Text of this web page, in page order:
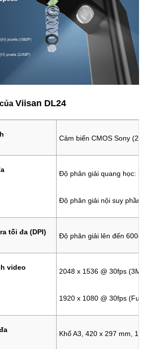
Viisan DL24
Cảm biến CMOS Sony
Độ phân giải quang học:
Độ phân giải nội suy phần
tối đa (DPI) Độ phân giải lên đến
video 2048 x 1536 @ 30fps (3M)
1920 x 1080 @ 30fps (Full
Khổ A3, 420 x 297 mm,